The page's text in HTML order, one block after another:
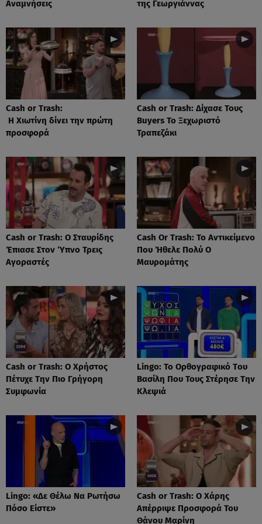
Αναμνήσεις
της Γεωργιάννας
Cash or Trash:
Η Χιωτίνη δίνει την πρώτη
προσφορά
Cash or Trash: Δίχασε Τους
Buyers Το Ξεχωριστό
Τραπεζάκι
Cash or Trash: Ο Σταυρίδης
Έπιασε Στον Ύπνο Τρεις
Αγοραστές
Cash Or Trash: Το Αντικείμενο
Που Ήθελε Πολύ Ο
Μαυρομάτης
Cash or Trash: Ο Χρήστος
Πέτυχε Την Πιο Γρήγορη
Συμφωνία
Lingo: Το Oρθογραφικό Tου
Βασίλη Που Τους Στέρησε Την
Κλεψιά
Lingo: «Δε Θέλω Να Ρωτήσω
Πόσο Είστε»
Cash or Trash: Ο Χάρης
Απέρριψε Προσφορά Του
Θάνου Μαρίνη